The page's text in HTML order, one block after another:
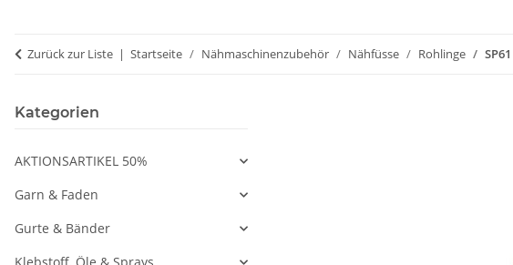
Zurück zur Liste Startseite Nähmaschinenzubehör Nähfüsse Rohlinge
Kategorien
AKTIONSARTIKEL 50%
Garn & Faden
Gurte & Bänder